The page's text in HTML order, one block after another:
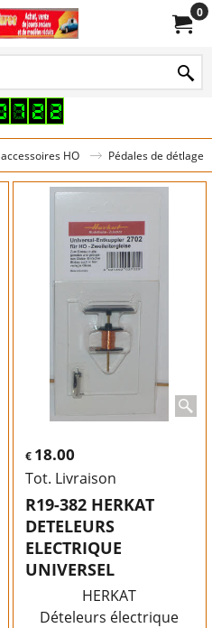
0
accessoires HO Pédales de détlage
€ 18.00
Tot. Livraison
R19-382 HERKAT
DETELEURS
ELECTRIQUE
UNIVERSEL
HERKAT
Dételeurs électrique